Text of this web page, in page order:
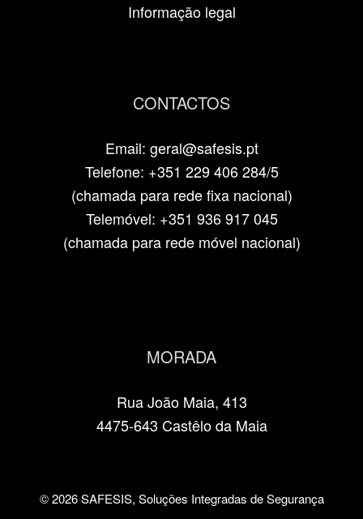
Informação legal
CONTACTOS
Email: geral@safesis.pt
Telefone: +351 229 406 284/5
(chamada para rede fixa nacional)
Telemóvel: +351 936 917 045
(chamada para rede móvel nacional)
MORADA
Rua João Maia, 413
4475-643 Castêlo da Maia
© 2026 SAFESIS, Soluções Integradas de Segurança